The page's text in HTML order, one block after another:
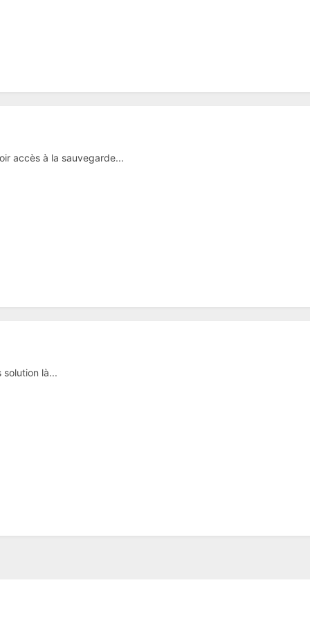
accès à la sauvegarde...
là...